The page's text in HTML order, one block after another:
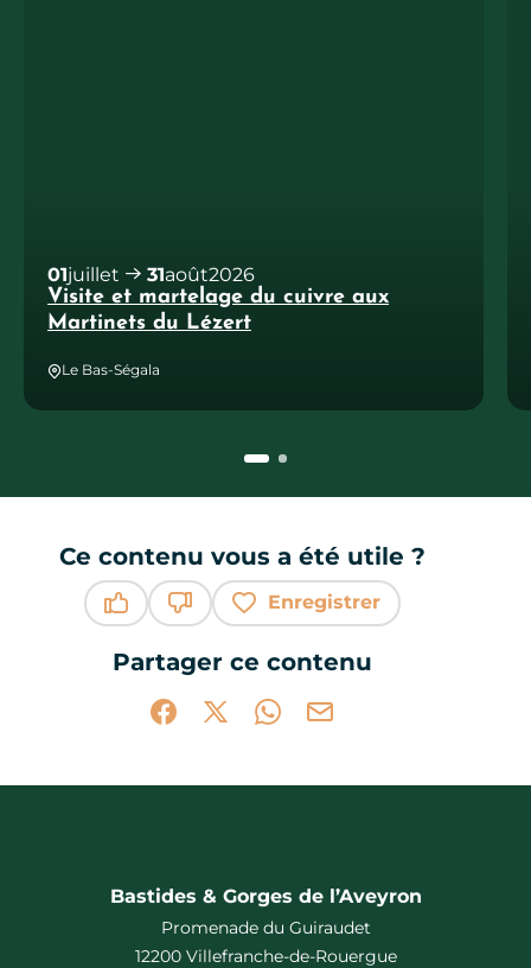
Visite et martelage du cuivre aux
Martinets du Lézert
01juillet 31août2026
Le Bas-Ségala
Ce contenu vous a été utile ?
Enregistrer
Partager ce contenu
Partager sur Facebook (nouvelle
Partager sur X / Twitter (nouvelle
Partager sur WhatsApp
Partager par mail
Bastides & Gorges de l’Aveyron
Promenade du Guiraudet
12200 Villefranche-de-Rouergue